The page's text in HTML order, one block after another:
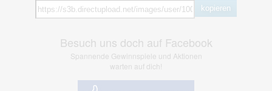
kopieren
Besuch uns doch auf Facebook
Spannende Gewinnspiele und Aktionen
warten auf dich!